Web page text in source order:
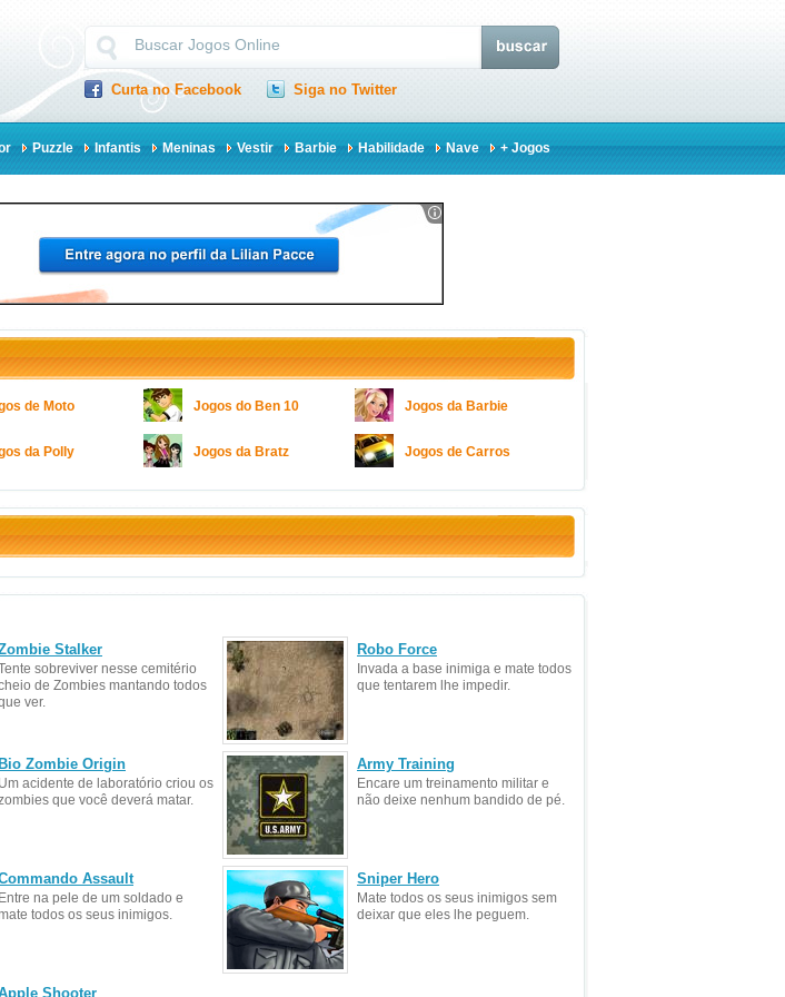
Curta no Facebook Siga no Twitter
Puzzle Infantis Meninas Vestir Barbie Habilidade Nave + Jogos
de Moto Jogos do Ben 10 Jogos da Barbie
da Polly Jogos da Bratz Jogos de Carros
Stalker
sobreviver nesse cemitério
de Zombies mantando todos
ver.
Robo Force
Invada a base inimiga e mate todos
que tentarem lhe impedir.
Bio Zombie Origin
Um acidente de laboratório criou os
que você deverá matar.
Army Training
Encare um treinamento militar e
não deixe nenhum bandido de pé.
Assault
Entre na pele de um soldado e
todos os seus inimigos.
Sniper Hero
Mate todos os seus inimigos sem
deixar que eles lhe peguem.
Shooter